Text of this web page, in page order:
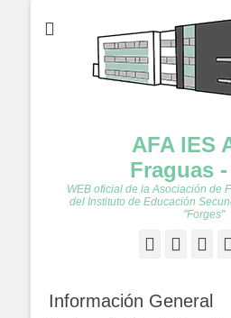
AFA IES
Fraguas
WEB oficial de la Asociación de
del Instituto de Educación
"Forges"
Facebook
Twitter
Información General